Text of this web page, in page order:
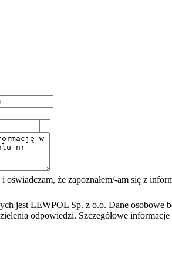
oświadczam, że zapoznałem/-am się z
jest LEWPOL Sp. z o.o. Dane osobowe
odpowiedzi. Szczegółowe